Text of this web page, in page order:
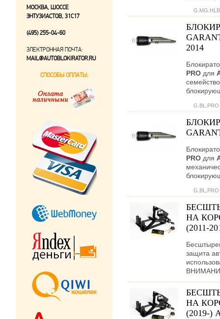
2014
PRO для
G.BL.PRO
PRO для
G.BL.PRO
НА
(2011-
защита
НА
(2019-)
МОСКВА, ШОССЕ
ЭНТУЗИАСТОВ, 31С17
(495) 255-04-60
ЭЛЕКТРОННАЯ ПОЧТА:
MAIL@AUTOBLOKIRATOR.RU
СПОСОБЫ ОПЛАТЫ: